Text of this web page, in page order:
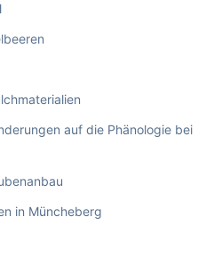
auf die Phänologie bei
in Müncheberg